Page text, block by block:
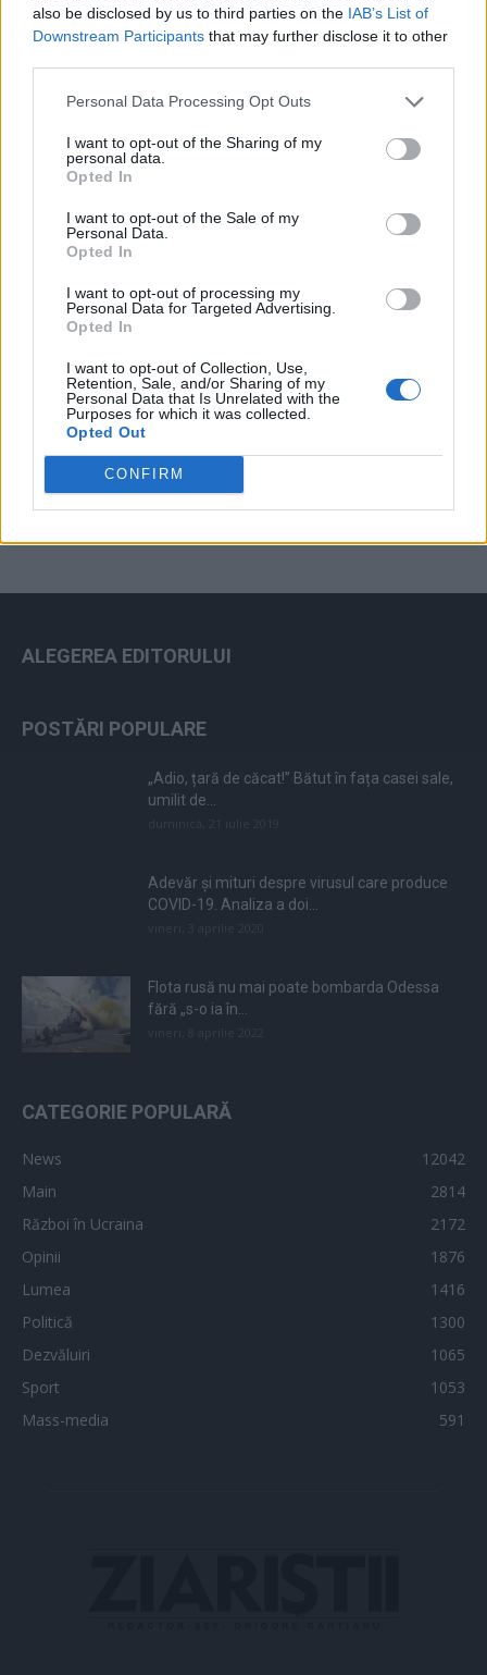
also be disclosed by us to third parties on the IAB’s List of
Downstream Participants that may further disclose it to other
Personal Data Processing Opt Outs
I want to opt-out of the Sharing of my
personal data.
Opted In
I want to opt-out of the Sale of my
Personal Data.
Opted In
I want to opt-out of processing my
Personal Data for Targeted Advertising.
Opted In
I want to opt-out of Collection, Use,
Retention, Sale, and/or Sharing of my
Personal Data that Is Unrelated with the
Purposes for which it was collected.
Opted Out
CONFIRM
FAR (Coarnă)
România pe Primul Loc (Ponta)
Arhiva sondajelor
ad
ALEGEREA EDITORULUI
POSTĂRI POPULARE
„Adio, țară de căcat!” Bătut în fața casei sale,
umilit de...
Adevăr și mituri despre virusul care produce
COVID-19. Analiza a doi...
Flota rusă nu mai poate bombarda Odessa
fără „s-o ia în...
CATEGORIE POPULARĂ
News
12042
Main
2814
Război în Ucraina
2172
Opinii
1876
Lumea
1416
Politică
1300
Dezvăluiri
1065
Sport
1053
Mass-media
591